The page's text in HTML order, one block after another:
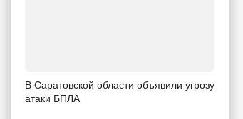
В Саратовской области объявили угрозу
атаки БПЛА